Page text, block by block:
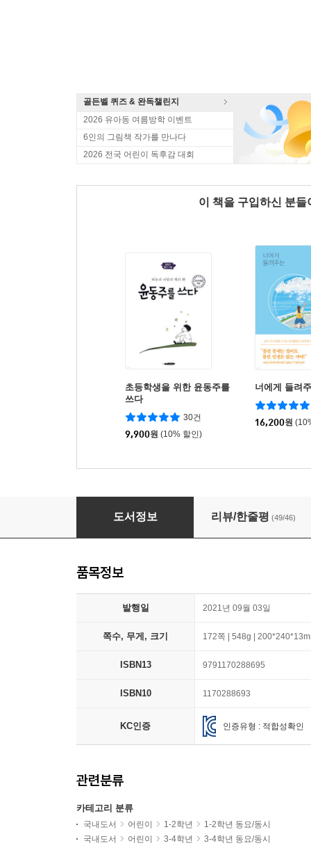
골든벨 퀴즈 & 완독챌린지
2026 유아동 여름방학 이벤트
6인의 그림책 작가를 만나다
2026 전국 어린이 독후감 대회
이 책을 구입하신 분
초등학생을 위한 윤동주를
쓰다
30건
9,900원 (10% 할인)
너에게 들려
16,200원
너처럼 예쁜 동시, 나태주 동시 따라 쓰기
도서정보 리뷰/한줄평 (49/46)
품목정보
발행일 2021년 09월 03일
쪽수, 무게, 크기 172쪽 | 548g |
ISBN13 9791170288695
ISBN10 1170288693
KC인증 인증유형 : 적합성확인
관련분류
카테고리 분류
국내도서 어린이 1-2학년
1-2학년 동요/동시
국내도서
어린이 3-4학년
3-4학년 동요/동시